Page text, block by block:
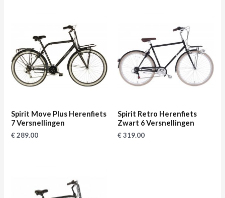
Spirit Move Plus Herenfiets
7 Versnellingen
€289.00
Spirit Retro Herenfiets
Zwart 6 Versnellingen
€319.00